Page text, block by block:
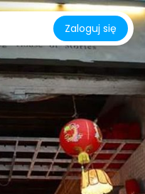
Zaloguj się